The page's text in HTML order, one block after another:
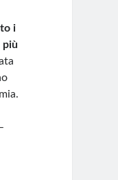
i
più